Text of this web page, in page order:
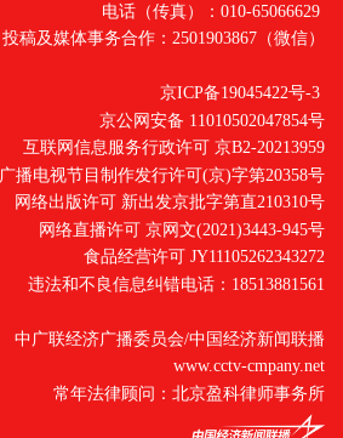
电话（传真）：010-65066629
投稿及媒体事务合作：2501903867（微信）
京ICP备19045422号-3
京公网安备 11010502047854号
互联网信息服务行政许可 京B2-20213959
广播电视节目制作发行许可(京)字第20358号
网络出版许可 新出发京批字第直210310号
网络直播许可 京网文(2021)3443-945号
食品经营许可 JY11105262343272
违法和不良信息纠错电话：18513881561
中广联经济广播委员会/中国经济新闻联播
www.cctv-cmpany.net
常年法律顾问：北京盈科律师事务所